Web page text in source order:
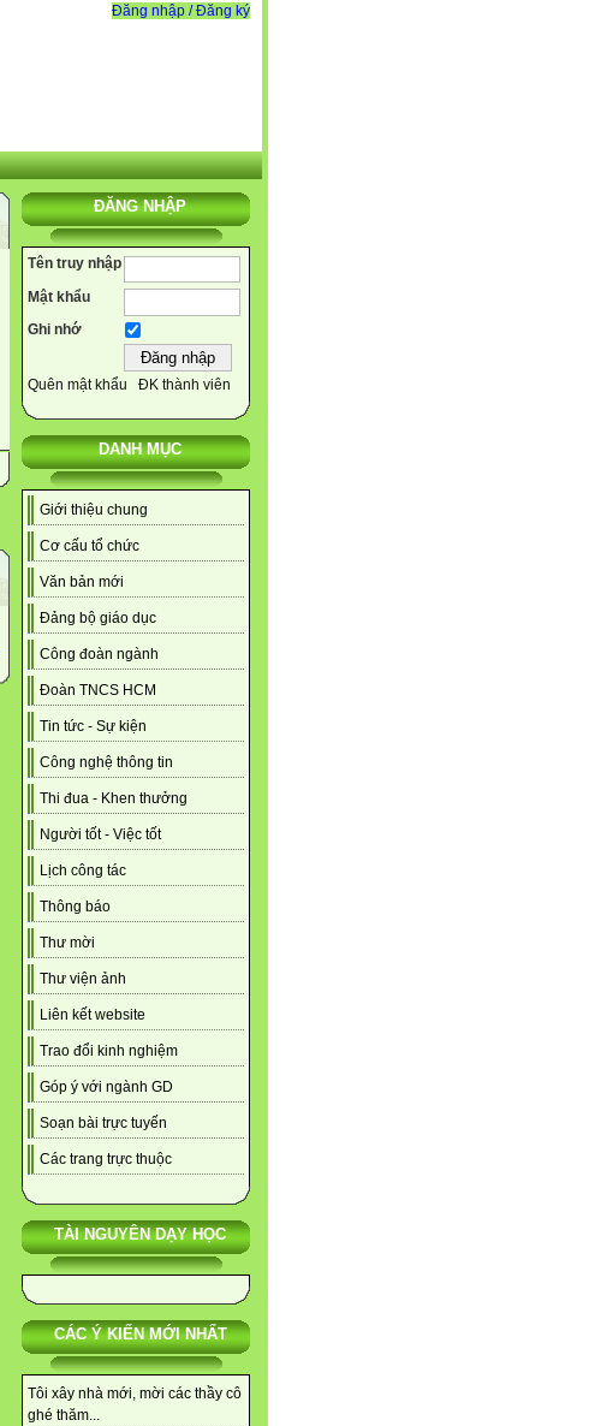
Đăng nhập / Đăng ký
ĐĂNG NHẬP
Tên truy nhập
Mật khẩu
Ghi nhớ
Quên mật khẩu ĐK thành viên
DANH MỤC
Giới thiệu chung
Cơ cấu tổ chức
Văn bản mới
Đảng bộ giáo dục
Công đoàn ngành
Đoàn TNCS HCM
Tin tức - Sự kiện
Công nghệ thông tin
Thi đua - Khen thưởng
Người tốt - Việc tốt
Lịch công tác
Thông báo
Thư mời
Thư viện ảnh
Liên kết website
Trao đổi kinh nghiệm
Góp ý với ngành GD
Soạn bài trực tuyến
Các trang trực thuộc
TÀI NGUYÊN DẠY HỌC
CÁC Ý KIẾN MỚI NHẤT
Tôi xây nhà mới, mời các thầy cô
ghé thăm...